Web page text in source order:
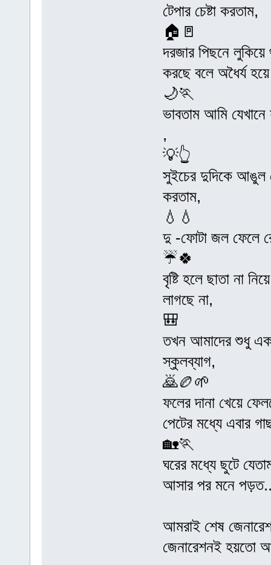
টেপার চেষ্টা করতাম,
🏠🚪
দরজার পিছনে
করছে বলে অধৈর্য
🌙🏃
ভাবতাম আমি যেখানে
,
💡👆
সুইচের দুদিকে আঙুল
করতাম,
💧💧
দু -ফোটা জল ফেলে
☔🍀
বৃষ্টি হলে ছাতা না
লাগছে না,
🎒
তখন আমাদের শুধু
স্কুলব্যাগ,
🙇🏉🌱
ফলের দানা খেয়ে
পেটের মধ্যে এবার
🏡🏃
ঘরের মধ্যে ছুটে
আসার পর মনে
আমরাই শেষ
জেনারেশনই হয়তো